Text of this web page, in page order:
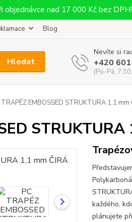
objednávce nad 17 000 Kč bez DPH!
Blog
Hledat
Nevíte si
+420
(Po-Pá,
TRAPÉZ EMBOSSED STRUKTURA 1,1
každého,
plánujete